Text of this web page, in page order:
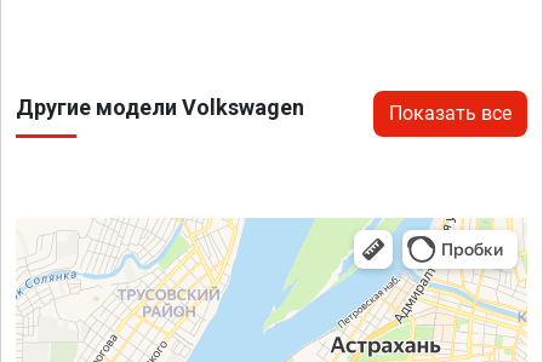
Другие модели Volkswagen Показать все